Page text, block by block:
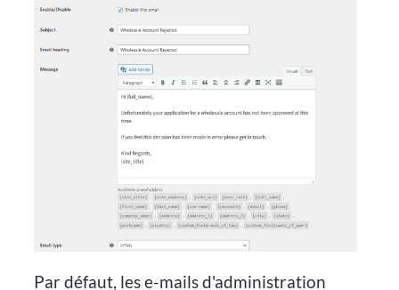
Par défaut, les e-mails d'administration